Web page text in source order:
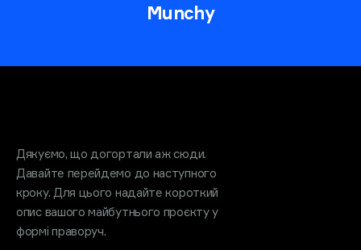
Munchy
Дякуємо, що догортали аж сюди.
Давайте перейдемо до наступного
кроку. Для цього надайте короткий
опис вашого майбутнього проєкту у
формі праворуч.